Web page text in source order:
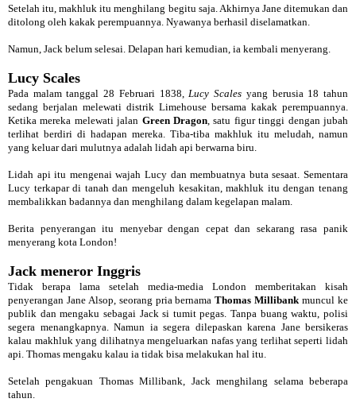
Setelah itu, makhluk itu menghilang begitu saja. Akhirnya Jane ditemukan dan
ditolong oleh kakak perempuannya. Nyawanya berhasil diselamatkan.
Namun, Jack belum selesai. Delapan hari kemudian, ia kembali menyerang.
Lucy Scales
Pada malam tanggal 28 Februari 1838, Lucy Scales yang berusia 18 tahun
sedang berjalan melewati distrik Limehouse bersama kakak perempuannya.
Ketika mereka melewati jalan Green Dragon , satu figur tinggi dengan jubah
terlihat berdiri di hadapan mereka. Tiba-tiba makhluk itu meludah, namun
yang keluar dari mulutnya adalah lidah api berwarna biru.
Lidah api itu mengenai wajah Lucy dan membuatnya buta sesaat. Sementara
Lucy terkapar di tanah dan mengeluh kesakitan, makhluk itu dengan tenang
membalikkan badannya dan menghilang dalam kegelapan malam.
Berita penyerangan itu menyebar dengan cepat dan sekarang rasa panik
menyerang kota London!
Jack meneror Inggris
Tidak berapa lama setelah media-media London memberitakan kisah
penyerangan Jane Alsop, seorang pria bernamaThomas Millibank muncul ke
publik dan mengaku sebagai Jack si tumit pegas. Tanpa buang waktu, polisi
segera menangkapnya. Namun ia segera dilepaskan karena Jane bersikeras
kalau makhluk yang dilihatnya mengeluarkan nafas yang terlihat seperti lidah
api. Thomas mengaku kalau ia tidak bisa melakukan hal itu.
Setelah pengakuan Thomas Millibank, Jack menghilang selama beberapa
tahun.